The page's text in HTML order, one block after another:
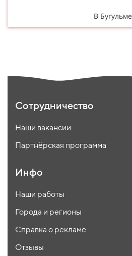
В Бугульме
Сотрудничество
Наши вакансии
Партнёрская программа
Инфо
Наши работы
Города и регионы
Справка о рекламе
Отзывы